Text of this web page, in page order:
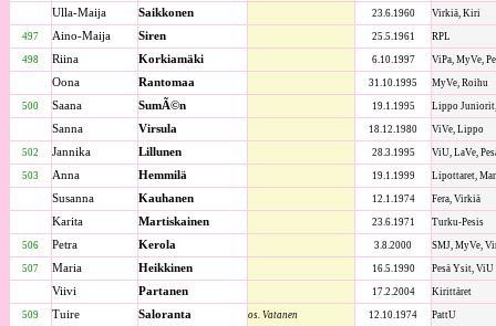
Ulla-Maija Saikkonen 23.6.1960 Virkiä, Kiri
497 Aino-Maija Siren 25.5.1961 RPL
498 Riina Korkiamäki 6.10.1997 ViPa, MyVe,
Oona Rantomaa 31.10.1995 MyVe, Roihu
500 Saana SumÃ©n 19.1.1995 Lippo
Sanna Virsula 18.12.1980 ViVe, Lippo
502 Jannika Lillunen 28.3.1995 ViU, LaVe,
503 Anna Hemmilä 19.1.1999 Lipottaret,
Susanna Kauhanen 12.1.1974 Fera, Virkiä
Karita Martiskainen 23.6.1971 Turku-Pesis
506 Petra Kerola 3.8.2000 SMJ, MyVe,
507 Maria Heikkinen 16.5.1990 Pesä Ysit, ViU
Viivi Partanen 17.2.2004 Kirittäret
509 Tuire Saloranta os. Vatanen 12.10.1974 PattU